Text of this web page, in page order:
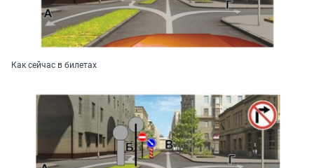
Как сейчас в билетах